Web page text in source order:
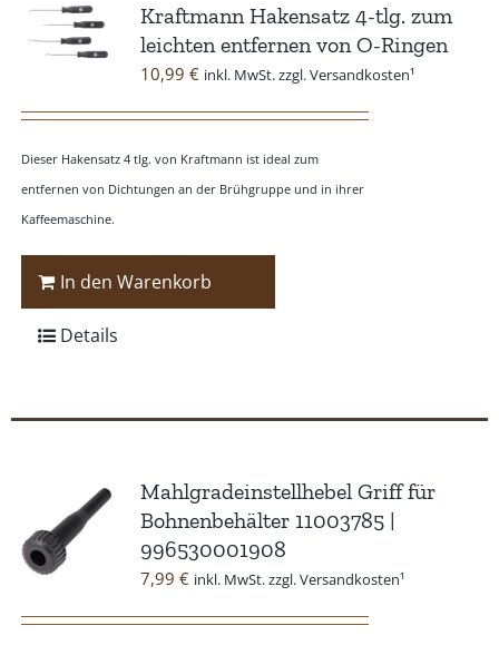
Kraftmann Hakensatz 4-tlg. zum
leichten entfernen von O-Ringen
10,99 € inkl. MwSt. zzgl. Versandkosten¹
Dieser Hakensatz 4 tlg. von Kraftmann ist ideal zum
entfernen von Dichtungen an der Brühgruppe und in ihrer
Kaffeemaschine.
In den Warenkorb
Details
Mahlgradeinstellhebel Griff für
Bohnenbehälter 11003785 |
996530001908
7,99 € inkl. MwSt. zzgl. Versandkosten¹